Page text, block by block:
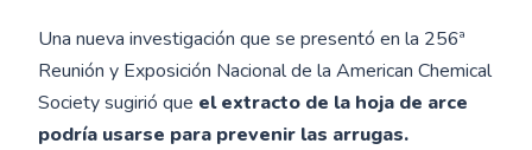
Una nueva investigación que se presentó en la 256ª
Reunión y Exposición Nacional de la American Chemical
Society sugirió que el extracto de la hoja de arce
podría usarse para prevenir las arrugas.